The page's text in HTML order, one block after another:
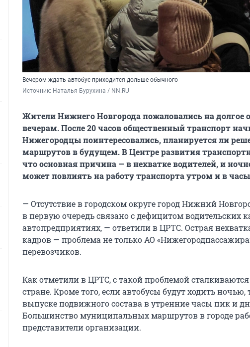
Вечером ждать автобус приходится дольше обычного
Источник: Наталья Бурухина / NN.RU
Жители Нижнего Новгорода пожаловались на долгое
вечерам. После 20 часов общественный транспорт
Нижегородцы поинтересовались, планируется ли
маршрутов в будущем. В Центре развития
что основная причина — в нехватке водителей, и
может повлиять на работу транспорта утром и в
— Отсутствие в городском округе город Нижний
в первую очередь связано с дефицитом водительских
автопредприятиях, — ответили в ЦРТС. Острая
кадров — проблема не только АО
перевозчиков.
Как отметили в ЦРТС, с такой проблемой
стране. Кроме того, если автобусы будут ходить ночью,
выпуске подвижного состава в утренние часы пик и
Большинство муниципальных маршрутов в городе
представители организации.